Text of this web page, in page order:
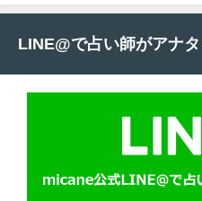
LINE@で占い師がアナタ